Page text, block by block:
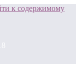
к содержимому